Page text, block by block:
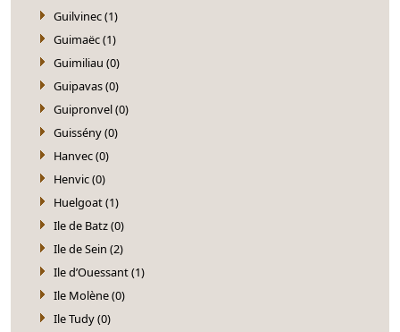
Guilvinec (1)
Guimaëc (1)
Guimiliau (0)
Guipavas (0)
Guipronvel (0)
Guissény (0)
Hanvec (0)
Henvic (0)
Huelgoat (1)
Ile de Batz (0)
Ile de Sein (2)
Ile d’Ouessant (1)
Ile Molène (0)
Ile Tudy (0)